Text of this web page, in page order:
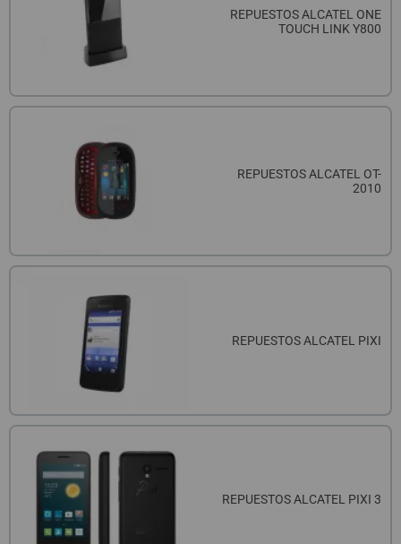
REPUESTOS ALCATEL ONE
TOUCH LINK Y800
REPUESTOS ALCATEL OT-
2010
REPUESTOS ALCATEL PIXI
REPUESTOS ALCATEL PIXI 3